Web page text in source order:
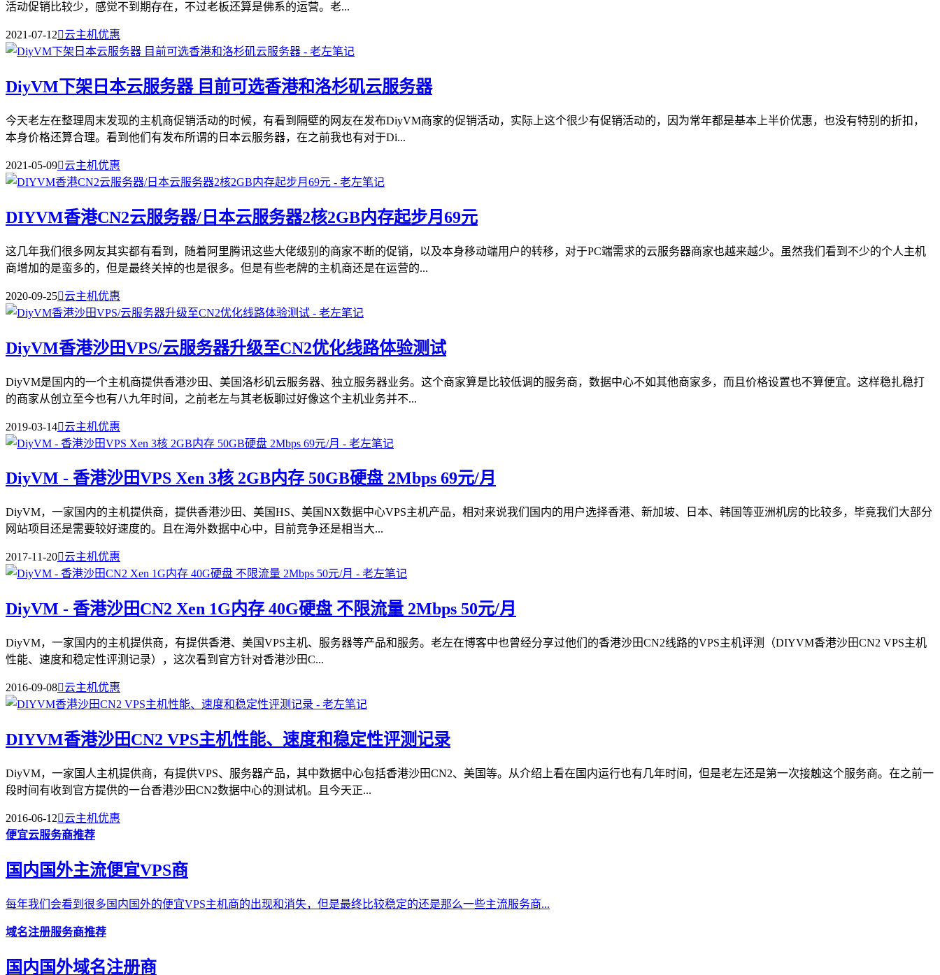
活动促销比较少，感觉不到期存在，不过老板还算是佛系的运营。老...
2021-07-12云主机优惠
DiyVM下架日本云服务器 目前可选香港和洛杉矶云服务器
今天老左在整理周末发现的主机商促销活动的时候，有看到隔壁的网友在发布DiyVM商家的促销活动，实际上这个很少有促销活动的，因为常年都是基本上半价优惠，也没有特别的折扣，
本身价格还算合理。看到他们有发布所谓的日本云服务器，在之前我也有对于Di...
2021-05-09云主机优惠
DIYVM香港CN2云服务器/日本云服务器2核2GB内存起步月69元
这几年我们很多网友其实都有看到，随着阿里腾讯这些大佬级别的商家不断的促销，以及本身移动端用户的转移，对于PC端需求的云服务器商家也越来越少。虽然我们看到不少的个人主机
商增加的是蛮多的，但是最终关掉的也是很多。但是有些老牌的主机商还是在运营的...
2020-09-25云主机优惠
DiyVM香港沙田VPS/云服务器升级至CN2优化线路体验测试
DiyVM是国内的一个主机商提供香港沙田、美国洛杉矶云服务器、独立服务器业务。这个商家算是比较低调的服务商，数据中心不如其他商家多，而且价格设置也不算便宜。这样稳扎稳打
的商家从创立至今也有八九年时间，之前老左与其老板聊过好像这个主机业务并不...
2019-03-14云主机优惠
DiyVM - 香港沙田VPS Xen 3核 2GB内存 50GB硬盘 2Mbps 69元/月
DiyVM，一家国内的主机提供商，提供香港沙田、美国HS、美国NX数据中心VPS主机产品，相对来说我们国内的用户选择香港、新加坡、日本、韩国等亚洲机房的比较多，毕竟我们大部分
网站项目还是需要较好速度的。且在海外数据中心中，目前竞争还是相当大...
2017-11-20云主机优惠
DiyVM - 香港沙田CN2 Xen 1G内存 40G硬盘 不限流量 2Mbps 50元/月
DiyVM，一家国内的主机提供商，有提供香港、美国VPS主机、服务器等产品和服务。老左在博客中也曾经分享过他们的香港沙田CN2线路的VPS主机评测（DIYVM香港沙田CN2 VPS主机
性能、速度和稳定性评测记录），这次看到官方针对香港沙田C...
2016-09-08云主机优惠
DIYVM香港沙田CN2 VPS主机性能、速度和稳定性评测记录
DiyVM，一家国人主机提供商，有提供VPS、服务器产品，其中数据中心包括香港沙田CN2、美国等。从介绍上看在国内运行也有几年时间，但是老左还是第一次接触这个服务商。在之前一
段时间有收到官方提供的一台香港沙田CN2数据中心的测试机。且今天正...
2016-06-12云主机优惠
便宜云服务商推荐
国内国外主流便宜VPS商
每年我们会看到很多国内国外的便宜VPS主机商的出现和消失，但是最终比较稳定的还是那么一些主流服务商...
域名注册服务商推荐
国内国外域名注册商